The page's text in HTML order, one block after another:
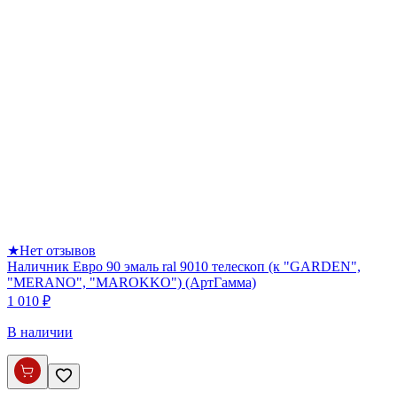
★Нет отзывов
Наличник Евро 90 эмаль ral 9010 телескоп (к "GARDEN",
"MERANO", "MAROKKO") (АртГамма)
1 010 ₽
В наличии